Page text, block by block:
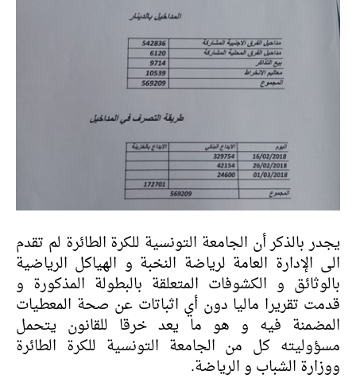
يجدر بالذكر أن الجامعة التونسية للكرة الطائرة لم تقدم
الى الإدارة العامة لرياضة النخبة و الهياكل الرياضية
بالوثائق و الكشوفات المتعلقة بالبطولة المذكورة و
قدمت تقريرا ماليا دون أي اثباتات عن صحة المعطيات
المضمنة فيه و هو ما يعد خرقا للقانون يتحمل
مسؤوليته كل من الجامعة التونسية للكرة الطائرة
ووزارة الشباب و الرياضة.